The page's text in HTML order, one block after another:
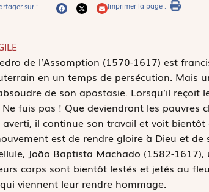
sur : Imprimer la page :
de l’Assomption (1570-1617) est
en un temps de persécution. Mais
de son apostasie. Lorsqu’il reçoit
fuis pas ! Que deviendront les pauvres
il continue son travail et voit bientôt
est de rendre gloire à Dieu et
João Baptista Machado (1582-
corps sont bientôt lestés et jetés au
viennent leur rendre hommage.